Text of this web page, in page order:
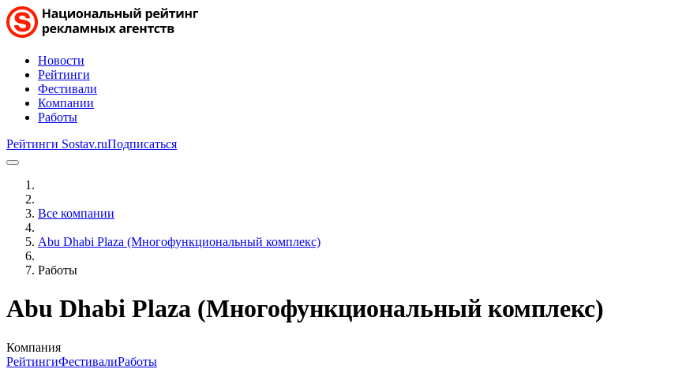
Новости
Рейтинги
Фестивали
Компании
Работы
Рейтинги Sostav.ruПодписаться
Все компании
Abu Dhabi Plaza (Многофункциональный комплекс)
Работы
Abu Dhabi Plaza (Многофункциональный комплекс)
Компания
РейтингиФестивалиРаботы